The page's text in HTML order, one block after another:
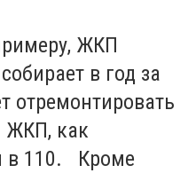
ЖКП
в год за
отремонтировать
ЖКП, как
в 110. Кроме